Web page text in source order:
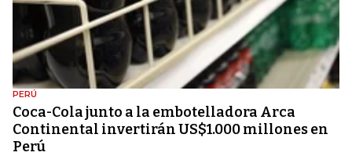
PERÚ
Coca-Cola junto a la embotelladora Arca
Continental invertirán US$1.000 millones en
Perú